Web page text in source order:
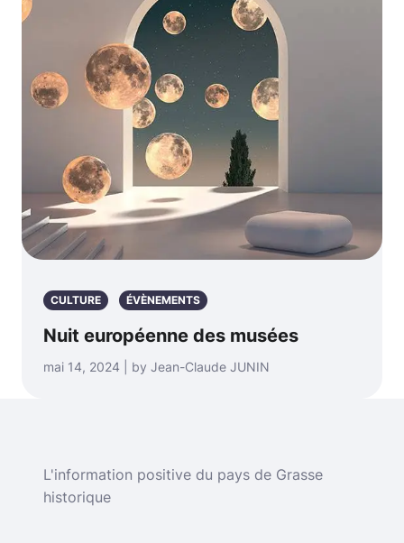
CULTURE ÉVÈNEMENTS
Nuit européenne des musées
mai 14, 2024 | by Jean-Claude JUNIN
L'information positive du pays de Grasse
historique